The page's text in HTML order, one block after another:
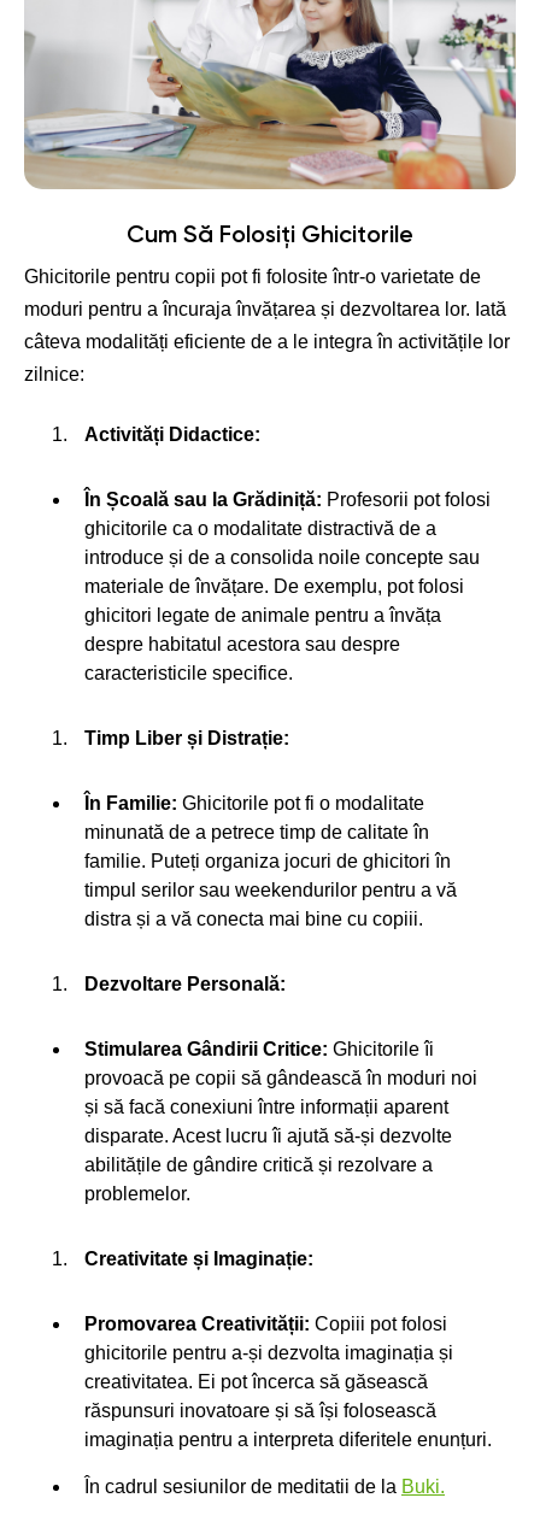
Cum Să Folosiți Ghicitorile
Ghicitorile pentru copii pot fi folosite într-o varietate de
moduri pentru a încuraja învățarea și dezvoltarea lor. Iată
câteva modalități eficiente de a le integra în activitățile lor
zilnice:
Activități Didactice:
În Școală sau la Grădiniță: Profesorii pot folosi
ghicitorile ca o modalitate distractivă de a
introduce și de a consolida noile concepte sau
materiale de învățare. De exemplu, pot folosi
ghicitori legate de animale pentru a învăța
despre habitatul acestora sau despre
caracteristicile specifice.
Timp Liber și Distrație:
În Familie: Ghicitorile pot fi o modalitate
minunată de a petrece timp de calitate în
familie. Puteți organiza jocuri de ghicitori în
timpul serilor sau weekendurilor pentru a vă
distra și a vă conecta mai bine cu copiii.
Dezvoltare Personală:
Stimularea Gândirii Critice: Ghicitorile îi
provoacă pe copii să gândească în moduri noi
și să facă conexiuni între informații aparent
disparate. Acest lucru îi ajută să-și dezvolte
abilitățile de gândire critică și rezolvare a
problemelor.
Creativitate și Imaginație:
Promovarea Creativității: Copiii pot folosi
ghicitorile pentru a-și dezvolta imaginația și
creativitatea. Ei pot încerca să găsească
răspunsuri inovatoare și să își folosească
imaginația pentru a interpreta diferitele enunțuri.
În cadrul sesiunilor de meditatii de la Buki.